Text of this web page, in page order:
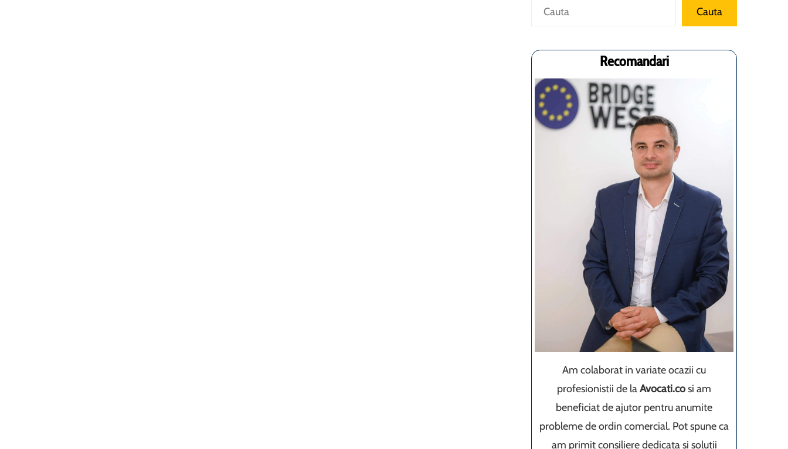
Caută Cauta
Recomandari
Am colaborat in variate ocazii cu
profesionistii de laAvocati.cosi am
beneficiat de ajutor pentru anumite
probleme de ordin comercial. Pot spune ca
am primit consiliere dedicata si solutii